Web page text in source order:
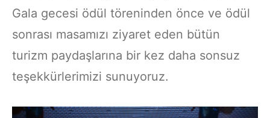
Gala gecesi ödül töreninden önce ve ödül
sonrası masamızı ziyaret eden bütün
turizm paydaşlarına bir kez daha sonsuz
teşekkürlerimizi sunuyoruz.